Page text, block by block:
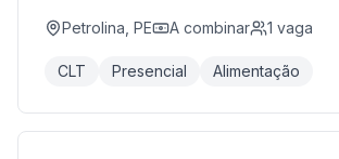
Petrolina, PE A combinar 1 vaga
CLT Presencial Alimentação